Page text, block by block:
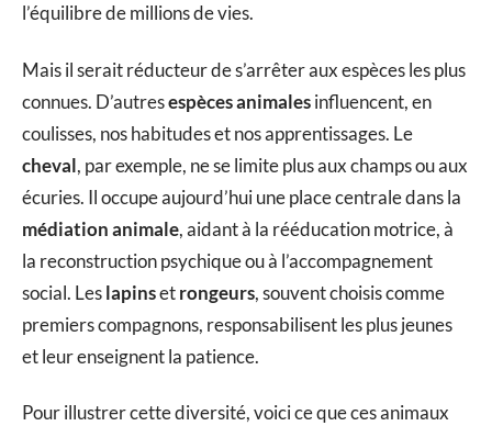
l’équilibre de millions de vies.
Mais il serait réducteur de s’arrêter aux espèces les plus
connues. D’autresespèces animalesinfluencent, en
coulisses, nos habitudes et nos apprentissages. Le
cheval, par exemple, ne se limite plus aux champs ou aux
écuries. Il occupe aujourd’hui une place centrale dans la
médiation animale, aidant à la rééducation motrice, à
la reconstruction psychique ou à l’accompagnement
social. Leslapinsetrongeurs, souvent choisis comme
premiers compagnons, responsabilisent les plus jeunes
et leur enseignent la patience.
Pour illustrer cette diversité, voici ce que ces animaux